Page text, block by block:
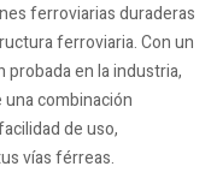
ferroviarias duraderas
ferroviaria. Con un
en la industria,
combinación
de uso,
vías férreas.